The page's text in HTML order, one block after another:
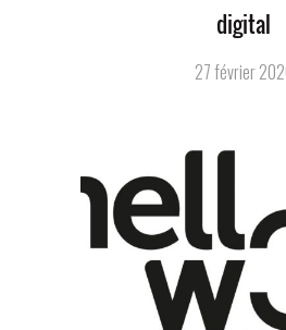
digital
27 février